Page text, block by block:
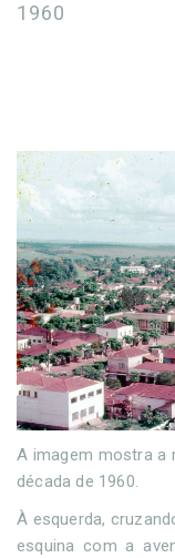
1960
A imagem mostra a
década de 1960.
À esquerda,
esquina com a